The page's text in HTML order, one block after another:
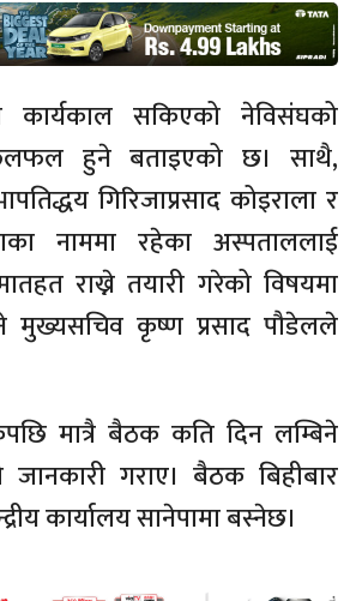
सकिएको नेविसंघको
हुने बताइएको छ। साथै,
गिरिजाप्रसाद कोइराला र
नाममा रहेका अस्पताललाई
राख्ने तयारी गरेको विषयमा
कृष्ण प्रसाद पौडेलले
मात्रै बैठक कति दिन लम्बिने
गराए। बैठक बिहीबार
कार्यालय सानेपामा बस्नेछ।